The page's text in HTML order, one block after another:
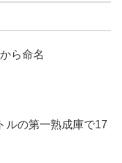
ら命名
ルの第一熟成庫で17